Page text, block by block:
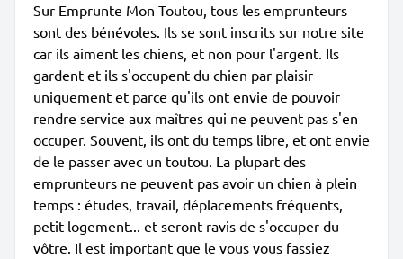
Sur Emprunte Mon Toutou, tous les emprunteurs
sont des bénévoles. Ils se sont inscrits sur notre site
car ils aiment les chiens, et non pour l'argent. Ils
gardent et ils s'occupent du chien par plaisir
uniquement et parce qu'ils ont envie de pouvoir
rendre service aux maîtres qui ne peuvent pas s'en
occuper. Souvent, ils ont du temps libre, et ont envie
de le passer avec un toutou. La plupart des
emprunteurs ne peuvent pas avoir un chien à plein
temps : études, travail, déplacements fréquents,
petit logement... et seront ravis de s'occuper du
vôtre. Il est important que le vous vous fassiez